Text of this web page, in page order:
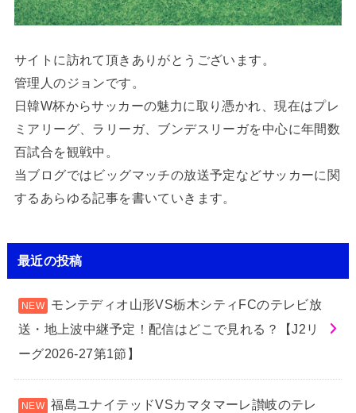
サイトに訪れて頂きありがとうございます。
管理人のジョンです。
日韓W杯からサッカーの魅力に取り憑かれ、現在はプレ
ミアリーグ、ラリーガ、ブンデスリーガを中心に年間数
百試合を観戦中。
当ブログではビッグマッチの放送予定などサッカーに関
するあらゆる記事を書いていきます。
最近の投稿
モンテディオ山形VS栃木シティFCのテレビ放
送・地上波中継予定！配信はどこで見れる？【J2リ
ーグ2026-27第1節】
福島ユナイテッドVSカマタマーレ讃岐のテレ